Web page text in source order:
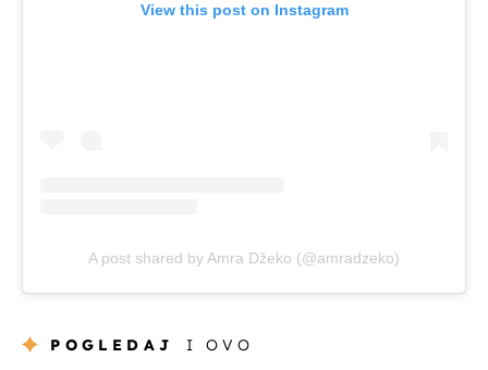
View this post on Instagram
A post shared by Amra Džeko (@amradzeko)
POGLEDAJ I OVO